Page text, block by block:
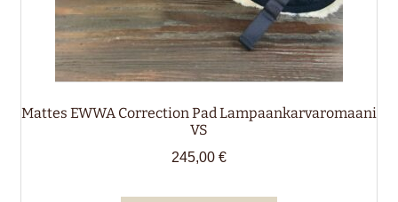
Mattes EWWA Correction Pad Lampaankarvaromaani
VS
245,00 €